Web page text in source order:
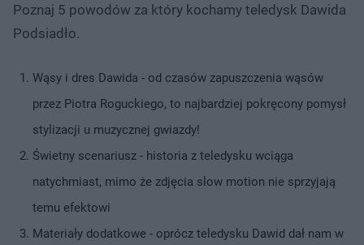
Poznaj 5 powodów za który kochamy teledysk Dawida
Podsiadło.
Wąsy i dres Dawida - od czasów zapuszczenia wąsów
przez Piotra Roguckiego, to najbardziej pokręcony pomysł
stylizacji u muzycznej gwiazdy!
Świetny scenariusz - historia z teledysku wciąga
natychmiast, mimo że zdjęcia slow motion nie sprzyjają
temu efektowi
Materiały dodatkowe - oprócz teledysku Dawid dał nam w